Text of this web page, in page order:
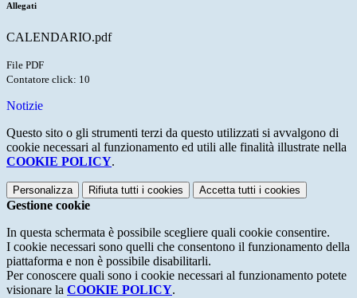
Allegati
CALENDARIO.pdf
File PDF
Contatore click: 10
Notizie
Questo sito o gli strumenti terzi da questo utilizzati si avvalgono di
cookie necessari al funzionamento ed utili alle finalità illustrate nella
COOKIE POLICY.
Personalizza Rifiuta tutti i cookies Accetta tutti i cookies
Gestione cookie
In questa schermata è possibile scegliere quali cookie consentire.
I cookie necessari sono quelli che consentono il funzionamento della
piattaforma e non è possibile disabilitarli.
Per conoscere quali sono i cookie necessari al funzionamento potete
visionare la COOKIE POLICY.